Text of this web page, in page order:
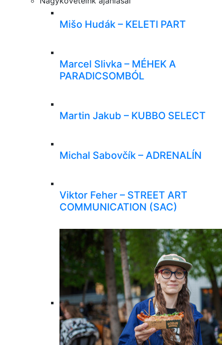
Mišo Hudák – KELETI PART
Marcel Slivka – MÉHEK A
PARADICSOMBÓL
Martin Jakub – KUBBO SELECT
Michal Sabovčík – ADRENALÍN
Viktor Feher – STREET ART
COMMUNICATION (SAC)